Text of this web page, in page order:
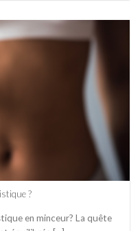
?
en minceur? La quête